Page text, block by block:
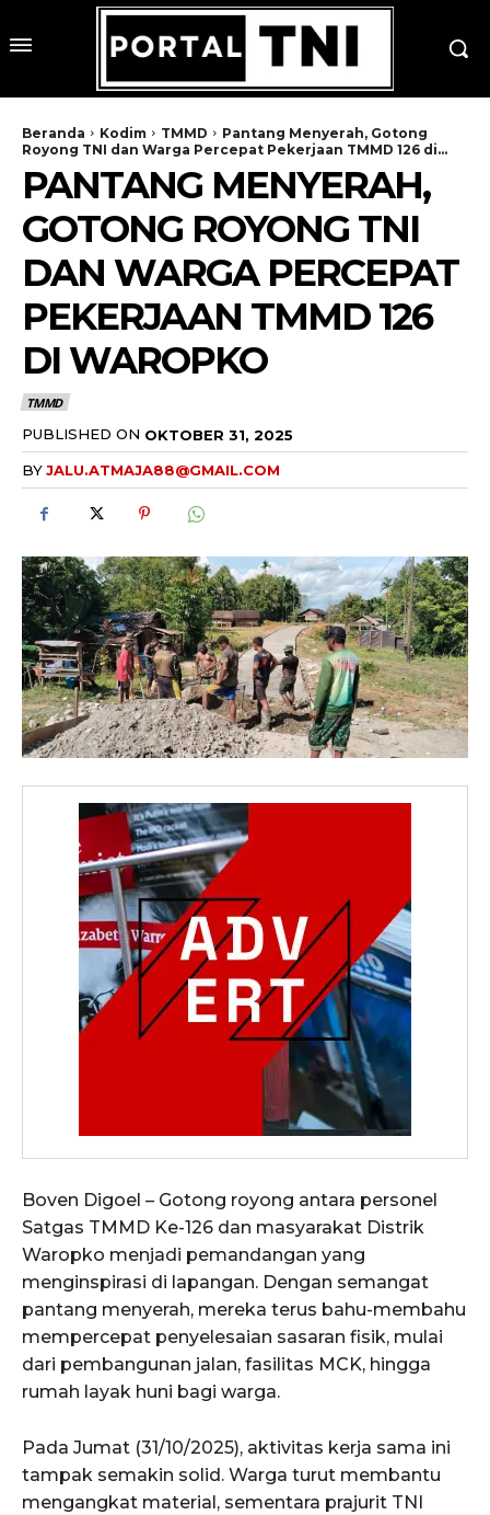
Beranda Kodim TMMD
Pantang Menyerah, Gotong
Royong TNI dan Warga Percepat Pekerjaan TMMD 126 di...
PANTANG MENYERAH,
GOTONG ROYONG TNI
DAN WARGA PERCEPAT
PEKERJAAN TMMD 126
DI WAROPKO
TMMD
PUBLISHED ON OKTOBER 31, 2025
BYJALU.ATMAJA88@GMAIL.COM
Boven Digoel – Gotong royong antara personel
Satgas TMMD Ke-126 dan masyarakat Distrik
Waropko menjadi pemandangan yang
menginspirasi di lapangan. Dengan semangat
pantang menyerah, mereka terus bahu-membahu
mempercepat penyelesaian sasaran fisik, mulai
dari pembangunan jalan, fasilitas MCK, hingga
rumah layak huni bagi warga.
Pada Jumat (31/10/2025), aktivitas kerja sama ini
tampak semakin solid. Warga turut membantu
mengangkat material, sementara prajurit TNI